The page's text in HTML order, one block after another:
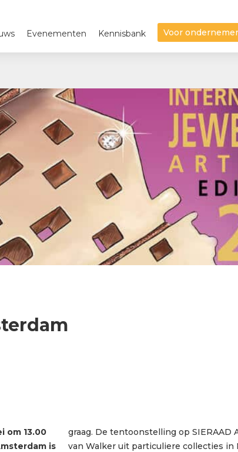
Evenementen Kennisbank Voor
om 13.00
is
graag. De tentoonstelling op SIERAAD
van Walker uit particuliere collecties in